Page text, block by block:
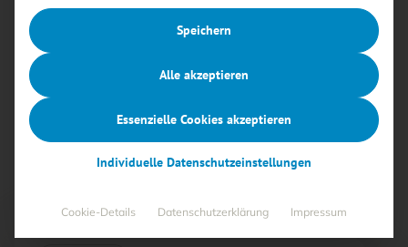
Thema Informationssicherheit, die unter die Kategorie
„Compliance“ fallen.
Free <kes>+
Speichern
Alle akzeptieren
Essenzielle Cookies akzeptieren
Individuelle Datenschutzeinstellungen
Cookie-Details Datenschutzerklärung Impressum